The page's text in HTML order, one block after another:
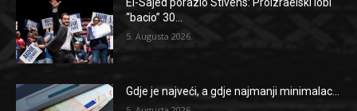
El-Sajed porazio Stivens: Proizraelski lobi
“bacio” 30...
5. Augusta 2026.
Gdje je najveći, a gdje najmanji minimalac...